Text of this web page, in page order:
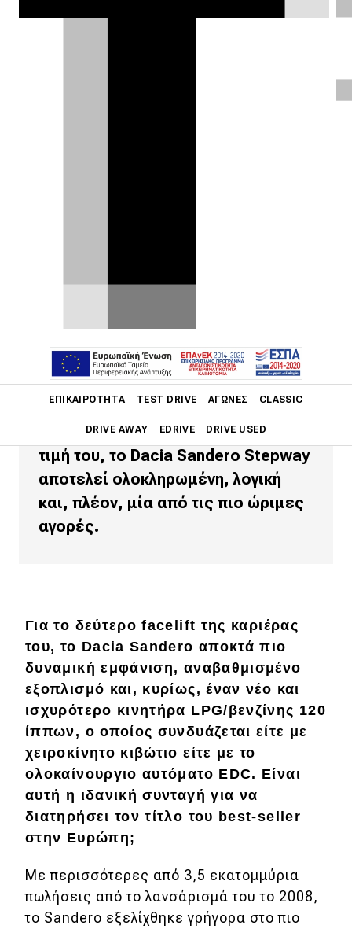
ΕΠΙΚΑΙΡΌΤΗΤΑ TEST DRIVE ΑΓΏΝΕΣ CLASSIC
DRIVE AWAY EDRIVE DRIVE USED
Main navigation
Επικαιρότητα
Νέα μοντέλα
Τεχνολογία
Ασφάλεια
Αγορά
Απόψεις
Test Drive
Δοκιμή
Συγκρίνουμε
Test drive: Dacia Sandero
Ζητείται αντίπαλος
Με το νέο μοτέρ Eco-G 120, την
εξαιρετική αυτονομία, το πολύ
χαμηλό κόστος μετακίνησης και την
τιμή του, το Dacia Sandero Stepway
αποτελεί ολοκληρωμένη, λογική
και, πλέον, μία από τις πιο ώριμες
αγορές.
Για το δεύτερο facelift της καριέρας
του, το Dacia Sandero αποκτά πιο
δυναμική εμφάνιση, αναβαθμισμένο
εξοπλισμό και, κυρίως, έναν νέο και
ισχυρότερο κινητήρα LPG/βενζίνης 120
ίππων, ο οποίος συνδυάζεται είτε με
χειροκίνητο κιβώτιο είτε με το
ολοκαίνουργιο αυτόματο EDC. Είναι
αυτή η ιδανική συνταγή για να
διατηρήσει τον τίτλο του best-seller
στην Ευρώπη;
Με περισσότερες από 3,5 εκατομμύρια
πωλήσεις από το λανσάρισμά του το 2008,
το Sandero εξελίχθηκε γρήγορα στο πιο